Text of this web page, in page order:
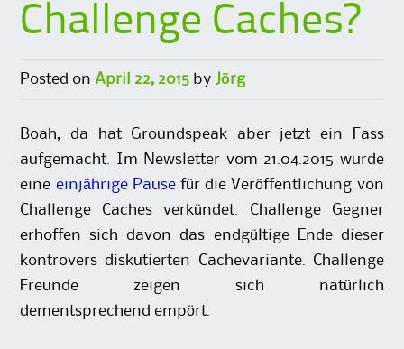
Challenge Caches?
Posted on April 22, 2015 by Jörg
Boah, da hat Groundspeak aber jetzt ein Fass
aufgemacht. Im Newsletter vom 21.04.2015 wurde
eine einjährige Pausefür die Veröffentlichung von
Challenge Caches verkündet. Challenge Gegner
erhoffen sich davon das endgültige Ende dieser
kontrovers diskutierten Cachevariante. Challenge
Freunde zeigen sich natürlich
dementsprechend empört.